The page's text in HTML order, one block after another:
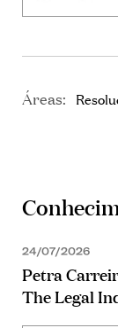
Áreas:
24/07/2026
Petra
The Legal